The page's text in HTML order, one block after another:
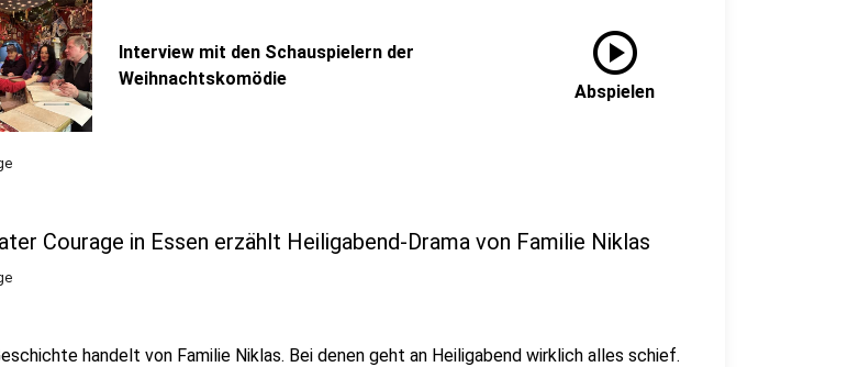
Interview mit den Schauspielern der
Weihnachtskomödie
play_circle
Abspielen
Courage in Essen erzählt Heiligabend-Drama von Familie Niklas
handelt von Familie Niklas. Bei denen geht an Heiligabend wirklich alles schief.